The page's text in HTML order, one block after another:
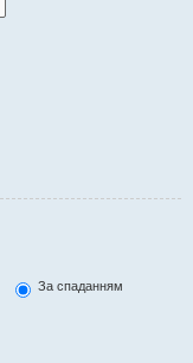
За спаданням